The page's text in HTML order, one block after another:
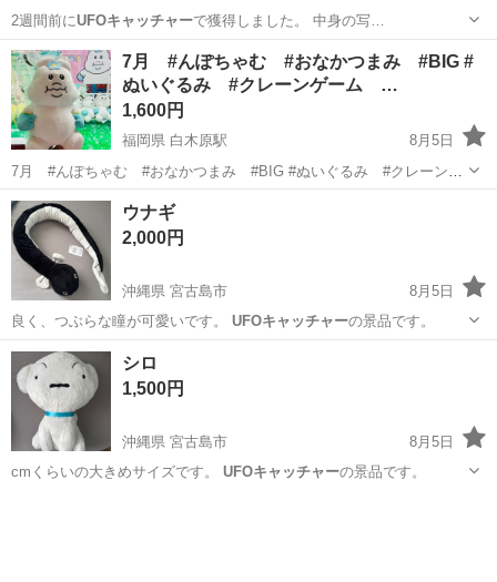
2週間前にUFOキャッチャー で獲得しました。 中身の写…
埼玉 所沢市 美容家電
7月 #んぽちゃむ #おなかつまみ #BIG #
ぬいぐるみ #クレーンゲーム …
1,600円
福岡県 白木原駅
8月5日
7月 #んぽちゃむ #おなかつまみ #BIG #ぬいぐるみ #クレーンゲ
ーム #ＵＦＯキャッチャー #景品 #大きい #ビッグ クレーンゲー
ムの景品です おなかのお肉つまんで キュートなんぽちゃむ 収穫日
2026年7...
福岡 大野城市 白木原駅
ウナギ
2,000円
沖縄県 宮古島市
8月5日
良く、つぶらな瞳が可愛いです。 UFOキャッチャーの景品です。
沖縄 宮古島市
シロ
1,500円
沖縄県 宮古島市
8月5日
cmくらいの大きめサイズです。 UFOキャッチャーの景品です。